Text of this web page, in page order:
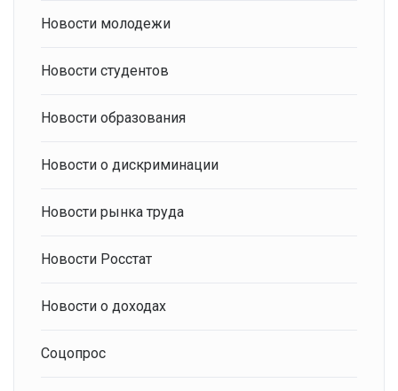
Новости молодежи
Новости студентов
Новости образования
Новости о дискриминации
Новости рынка труда
Новости Росстат
Новости о доходах
Соцопрос